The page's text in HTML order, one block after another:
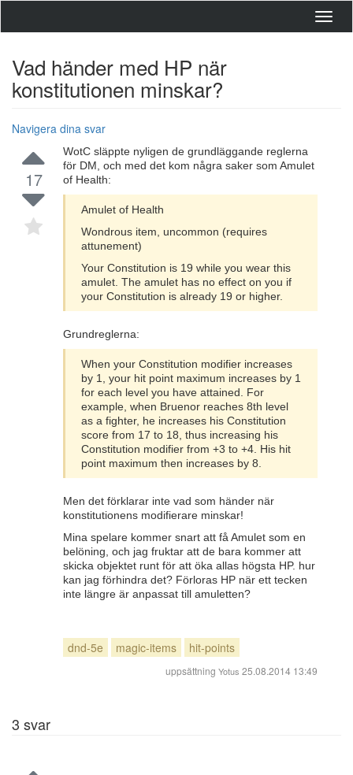
Vad händer med HP när
konstitutionen minskar?
Navigera dina svar
17
WotC släppte nyligen de grundläggande reglerna
för DM, och med det kom några saker som Amulet
of Health:
Amulet of Health
Wondrous item, uncommon (requires
attunement)
Your Constitution is 19 while you wear this
amulet. The amulet has no effect on you if
your Constitution is already 19 or higher.
Grundreglerna:
When your Constitution modifier increases
by 1, your hit point maximum increases by 1
for each level you have attained. For
example, when Bruenor reaches 8th level
as a fighter, he increases his Constitution
score from 17 to 18, thus increasing his
Constitution modifier from +3 to +4. His hit
point maximum then increases by 8.
Men det förklarar inte vad som händer när
konstitutionens modifierare minskar!
Mina spelare kommer snart att få Amulet som en
belöning, och jag fruktar att de bara kommer att
skicka objektet runt för att öka allas högsta HP. hur
kan jag förhindra det? Förloras HP när ett tecken
inte längre är anpassat till amuletten?
dnd-5e magic-items hit-points
uppsättning Yotus 25.08.2014 13:49
3 svar